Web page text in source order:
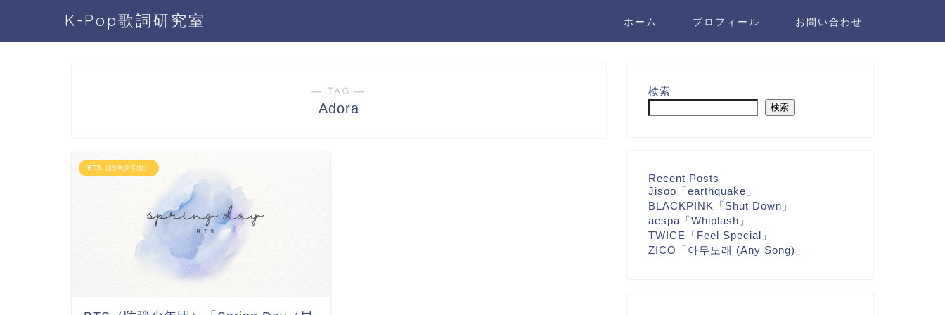
K-Pop歌詞研究室 ホーム プロフィール お問い合わせ
― TAG ―
Adora
BTS（防弾少年団）
検索
検索
Recent Posts
Jisoo「earthquake」
BLACKPINK「Shut Down」
aespa「Whiplash」
TWICE「Feel Special」
ZICO「아무노래 (Any Song)」